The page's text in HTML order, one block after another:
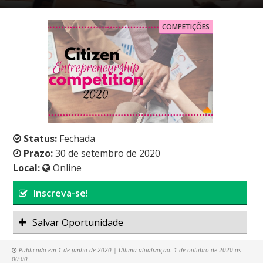
COMPETIÇÕES
Status: Fechada
Prazo:30 de setembro de 2020
Local:
Online
Inscreva-se!
Salvar Oportunidade
Publicado em 1 de junho de 2020 | Última atualização: 1 de outubro de 2020 às
00:00